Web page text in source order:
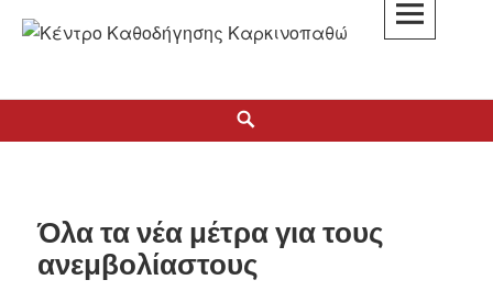
Όλα τα νέα μέτρα για τους
ανεμβολίαστους